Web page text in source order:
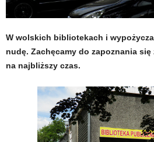
W wolskich bibliotekach i
nudę. Zachęcamy do zapoznania się
na najbliższy czas.